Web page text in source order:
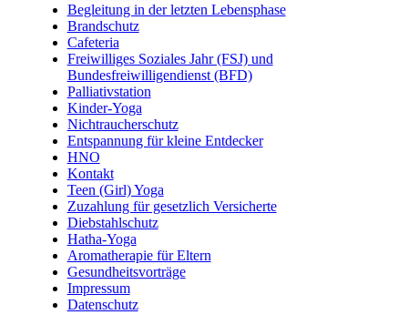
Begleitung in der letzten Lebensphase
Brandschutz
Cafeteria
Freiwilliges Soziales Jahr (FSJ) und
Bundesfreiwilligendienst (BFD)
Palliativstation
Kinder-Yoga
Nichtraucherschutz
Entspannung für kleine Entdecker
HNO
Kontakt
Teen (Girl) Yoga
Zuzahlung für gesetzlich Versicherte
Diebstahlschutz
Hatha-Yoga
Aromatherapie für Eltern
Gesundheitsvorträge
Impressum
Datenschutz